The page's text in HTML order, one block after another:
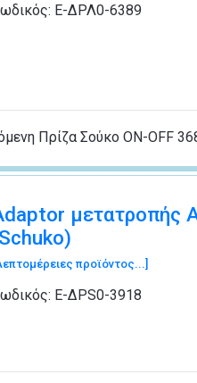
Ε-ΔΡΛ0-6389
Πρίζα Σούκο ON-OFF
μετατροπής
προϊόντος...]
Ε-ΔΡS0-3918